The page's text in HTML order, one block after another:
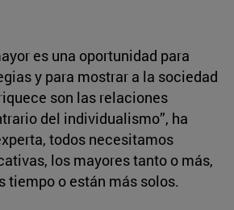
es una oportunidad para
y para mostrar a la sociedad
son las relaciones
del individualismo”, ha
todos necesitamos
los mayores tanto o más,
tiempo o están más solos.